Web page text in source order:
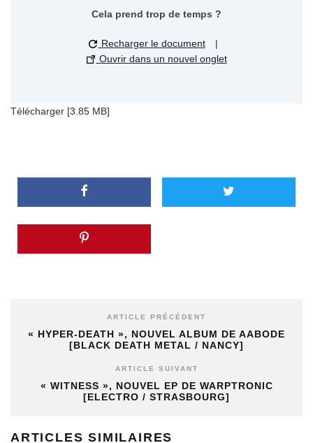
Cela prend trop de temps ?
Recharger le document
|
Ouvrir dans un nouvel onglet
Télécharger [3.85 MB]
ARTICLE PRÉCÉDENT
« HYPER-DEATH », NOUVEL ALBUM DE AABODE
[BLACK DEATH METAL / NANCY]
ARTICLE SUIVANT
« WITNESS », NOUVEL EP DE WARPTRONIC
[ELECTRO / STRASBOURG]
ARTICLES SIMILAIRES